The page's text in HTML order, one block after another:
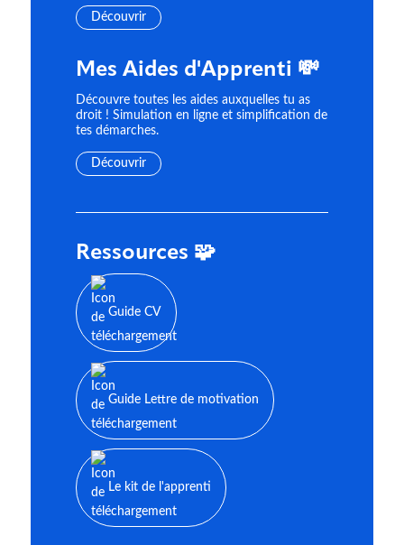
Découvrir
Mes Aides d'Apprenti 💸
Découvre toutes les aides auxquelles tu as
droit ! Simulation en ligne et simplification de
tes démarches.
Découvrir
Ressources 🧩
Guide CV
Guide Lettre de motivation
Le kit de l'apprenti